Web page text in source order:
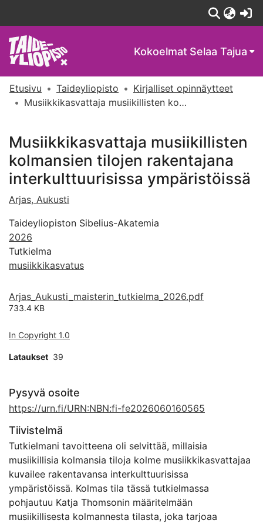
Kokoelmat Selaa Tajua
Etusivu Taideyliopisto
Kirjalliset opinnäytteet
Musiikkikasvattaja musiikillisten kolmansien tilojen rakentajana interkulttuurisissa ympäristöissä
Musiikkikasvattaja musiikillisten
kolmansien tilojen rakentajana
interkulttuurisissa ympäristöissä
Arjas, Aukusti
Taideyliopiston Sibelius-Akatemia
2026
Tutkielma
musiikkikasvatus
Arjas_Aukusti_maisterin_tutkielma_2026.pdf
733.4 KB
In Copyright 1.0
Lataukset 39
Pysyvä osoite
https://urn.fi/URN:NBN:fi-fe2026060160565
Tiivistelmä
Tutkielmani tavoitteena oli selvittää, millaisia
musiikillisia kolmansia tiloja kolme musiikkikasvattajaa
kuvailee rakentavansa interkulttuurisissa
ympäristöissä. Kolmas tila tässä tutkielmassa
pohjautuu Katja Thomsonin määritelmään
musiikillisesta kolmannesta tilasta, joka tarjoaa